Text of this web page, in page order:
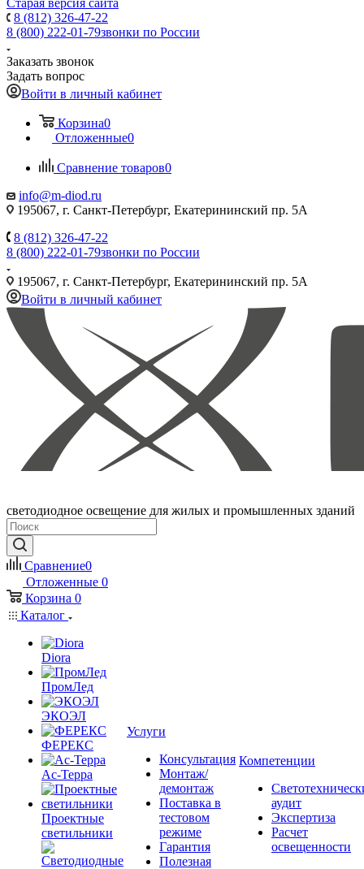
Старая версия сайта
8 (812) 326-47-22
8 (800) 222-01-79звонки по России
Заказать звонок
Задать вопрос
Войти в личный кабинет
Корзина0
Отложенные0
Сравнение товаров0
info@m-diod.ru
195067, г. Санкт-Петербург, Екатерининский пр. 5А
8 (812) 326-47-22
8 (800) 222-01-79звонки по России
195067, г. Санкт-Петербург, Екатерининский пр. 5А
Войти в личный кабинет
светодиодное освещение для жилых и промышленных зданий
Сравнение0
Отложенные 0
Корзина 0
Каталог
Diora
ПромЛед
ЭКОЭЛ
ФЕРЕКС
Ас-Терра
Проектные
светильники
Услуги
Консультация
Монтаж/
демонтаж
Поставка в
тестовом
режиме
Гарантия
Полезная
Компетенции
аудит
Экспертиза
Расчет
освещенности